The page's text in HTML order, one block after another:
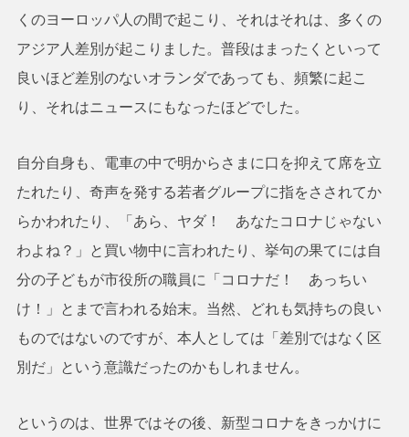
くのヨーロッパ人の間で起こり、それはそれは、多くの
アジア人差別が起こりました。普段はまったくといって
良いほど差別のないオランダであっても、頻繁に起こ
り、それはニュースにもなったほどでした。
自分自身も、電車の中で明からさまに口を抑えて席を立
たれたり、奇声を発する若者グループに指をさされてか
らかわれたり、「あら、ヤダ！ あなたコロナじゃない
わよね？」と買い物中に言われたり、挙句の果てには自
分の子どもが市役所の職員に「コロナだ！ あっちい
け！」とまで言われる始末。当然、どれも気持ちの良い
ものではないのですが、本人としては「差別ではなく区
別だ」という意識だったのかもしれません。
というのは、世界ではその後、新型コロナをきっかけに